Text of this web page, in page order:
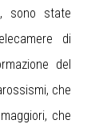
sono state
di
del
che
che